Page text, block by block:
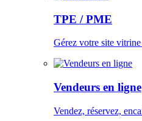
TPE / PME
Gérez votre site
Vendeurs en ligne
Vendez, réservez,